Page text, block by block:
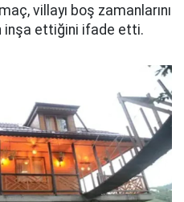
villayı boş zamanlarını
inşa ettiğini ifade etti.